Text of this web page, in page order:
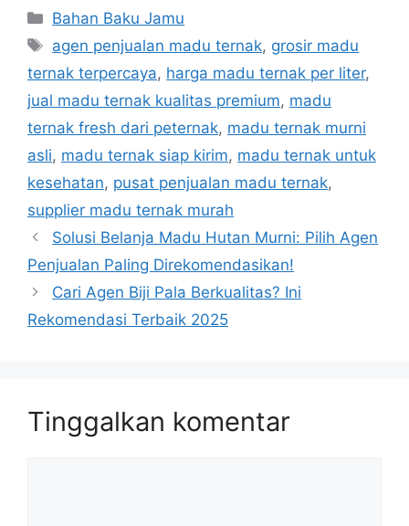
Kategori
Bahan Baku Jamu
Tag
agen penjualan madu ternak, grosir madu
ternak terpercaya, harga madu ternak per liter,
jual madu ternak kualitas premium, madu
ternak fresh dari peternak, madu ternak murni
asli, madu ternak siap kirim, madu ternak untuk
kesehatan, pusat penjualan madu ternak,
supplier madu ternak murah
Solusi Belanja Madu Hutan Murni: Pilih Agen
Penjualan Paling Direkomendasikan!
Cari Agen Biji Pala Berkualitas? Ini
Rekomendasi Terbaik 2025
Tinggalkan komentar